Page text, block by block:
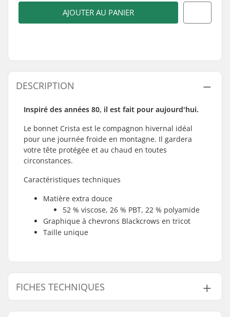
AJOUTER AU PANIER
DESCRIPTION
Inspiré des années 80, il est fait pour aujourd'hui.
Le bonnet Crista est le compagnon hivernal idéal
pour une journée froide en montagne. Il gardera
votre tête protégée et au chaud en toutes
circonstances.
Caractéristiques techniques
Matière extra douce
52 % viscose, 26 % PBT, 22 % polyamide
Graphique à chevrons Blackcrows en tricot
Taille unique
FICHES TECHNIQUES
Sexe:
Homme, Femme,